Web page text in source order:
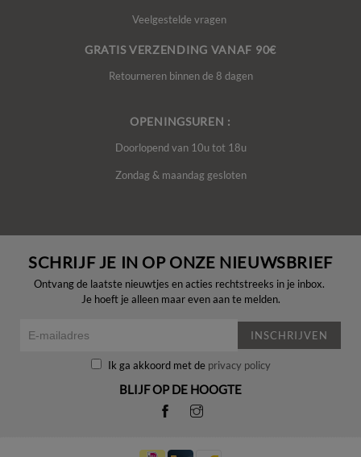
Veelgestelde vragen
GRATIS VERZENDING VANAF 90€
Retourneren binnen de 8 dagen
OPENINGSUREN :
Doorlopend van 10u tot 18u
Zondag & maandag gesloten
SCHRIJF JE IN OP ONZE NIEUWSBRIEF
Ontvang de laatste nieuwtjes en acties rechtstreeks in je inbox.
Je hoeft je alleen maar even aan te melden.
INSCHRIJVEN
Ik ga akkoord met de privacy policy
BLIJF OP DE HOOGTE